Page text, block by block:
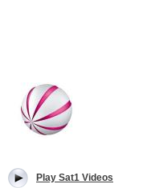
Play Sat1 Videos